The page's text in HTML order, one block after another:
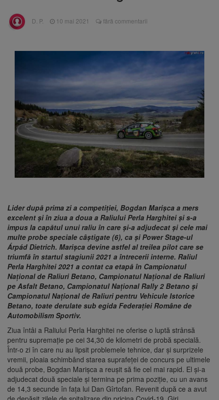
suspeND.ro pentru urmărirea inițiativei de
suspendare a președintelui Nicușor Dan
dosarul lui Călin Georgescu și Horațiu Potra.
Judecătorii decid dacă începe procesul
Strategia națională pentru
biodiversitate 2026-2030, adoptată de Senat.
Proiectul merge la promulgare
D. P. 10 mai 2021 fără commentarii
Lider după prima zi a competiției, Bogdan Marișca a mers
excelent și în ziua a doua a Raliului Perla Harghitei și s-a
impus la capătul unui raliu în care și-a adjudecat și cele mai
multe probe speciale câștigate (6), ca și Power Stage-ul
Árpád Dietrich. Marișca devine astfel al treilea pilot care se
triumfă în startul stagiunii 2021 a întrecerii interne. Raliul
Perla Harghitei 2021 a contat ca etapă în Campionatul
Național de Raliuri Betano, Campionatul Național de Raliuri
pe Asfalt Betano, Campionatul Național Rally 2 Betano și
Campionatul Național de Raliuri pentru Vehicule Istorice
Betano, toate derulate sub egida Federației Române de
Automobilism Sportiv.
Ziua întâi a Raliului Perla Harghitei ne oferise o luptă strânsă
pentru supremație pe cei 34,30 de kilometri de probă specială.
Într-o zi în care nu au lipsit problemele tehnice, dar și surprizele
vremii, ploaia schimbând starea suprafeței de concurs pe ultimele
două probe, Bogdan Marișca a reușit să fie cel mai rapid. El și-a
adjudecat două speciale și termina pe prima poziție, cu un avans
de 14,3 secunde în fața lui Dan Gîrtofan. Revenit după ce a avut